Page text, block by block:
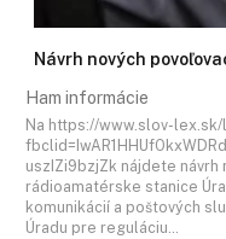
Návrh nových
Ham informácie
Na https://www.slov-
uszIZi9bzjZk nájdete
rádioamatérske stanice
komunikácií a poštových
Úradu pre reguláciu…